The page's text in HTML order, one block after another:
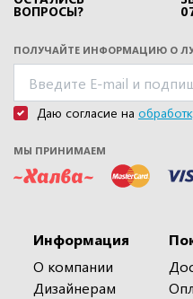
ВОПРОСЫ?
ПОЛУЧАЙТЕ ИНФОРМАЦИЮ О
Даю согласие на
МЫ ПРИНИМАЕМ
Информация
О компании
Дизайнерам